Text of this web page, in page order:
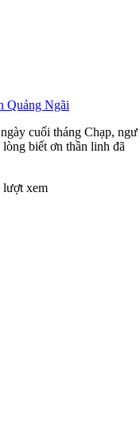
Quảng Ngãi
cuối tháng Chạp, ngư
biết ơn thần linh đã
lượt xem